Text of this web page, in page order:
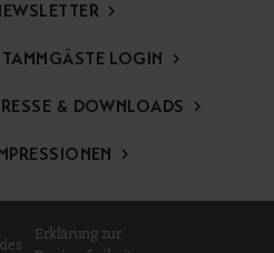
Entspannung mitten in der
LOGIN
& DOWNLOADS
IMPRESSIONEN
Erklärung zur